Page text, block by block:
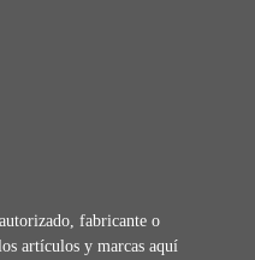
fabricante o
artículos y marcas aquí